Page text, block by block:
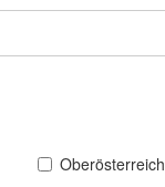
Oberösterreich